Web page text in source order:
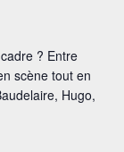
? Entre
scène tout en
Hugo,